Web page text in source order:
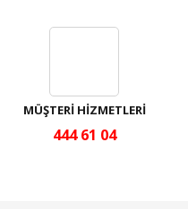
MÜŞTERİ HİZMETLERİ
444 61 04